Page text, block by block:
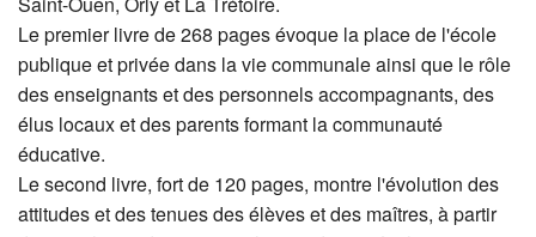
Le premier livre de 268 pages évoque la place de l'école
publique et privée dans la vie communale ainsi que le rôle
des enseignants et des personnels accompagnants, des
élus locaux et des parents formant la communauté
éducative.
Le second livre, fort de 120 pages, montre l'évolution des
attitudes et des tenues des élèves et des maîtres, à partir